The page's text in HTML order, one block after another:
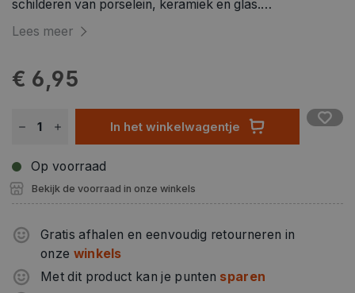
schilderen van porselein, keramiek en glas.
Pompsysteem met hoog gepigmenteerde inkt!
schilderen en schrijven Multifunctionele punt 1-2 mm:
Borstelachtige grondige verftoepassing Kalligrafiepunt 1–
2,5 mm: Stijlvol schrijven van namen, citaten,
geurloos, lichtecht Vaatwasmachinebestendig na
uitharding (max. 50°C) 4 uur drogen, uitharden op
spiegels, keramiek, terracotta en steen Instructies: Het
assortiment Porcelain & Glasstiften biedt kleuren met een
systeem. Basis- en trendkleuren zijn altijd te combineren
Lees meer
€ 6,95
In het winkelwagentje
Op voorraad
Bekijk de voorraad in onze winkels
Gratis afhalen en eenvoudig retourneren in
onze winkels
Met dit product kan je punten sparen